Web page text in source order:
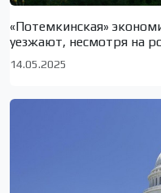
«Потемкинская»
уезжают, несмотря на
14.05.2025